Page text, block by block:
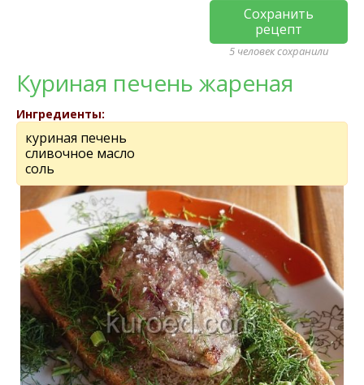
Сохранить
рецепт
5 человек сохранили
Куриная печень жареная
Ингредиенты:
куриная печень
сливочное масло
соль